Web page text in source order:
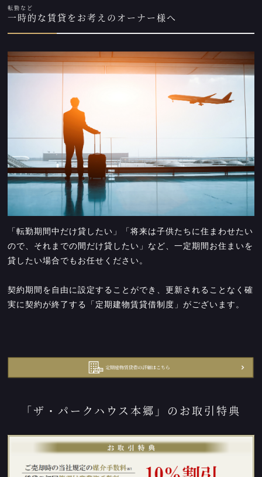
転勤など
一時的な賃貸をお考えのオーナー様へ
「転勤期間中だけ貸したい」「将来は子供たちに住まわせたい
ので、それまでの間だけ貸したい」など、一定期間お住まいを
貸したい場合でもお任せください。
契約期間を自由に設定することができ、更新されることなく確
実に契約が終了する「定期建物賃貸借制度」がございます。
「ザ・パークハウス本郷」のお取引特典